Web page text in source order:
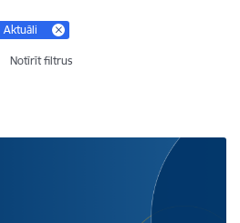
Aktuāli
Notīrīt filtrus